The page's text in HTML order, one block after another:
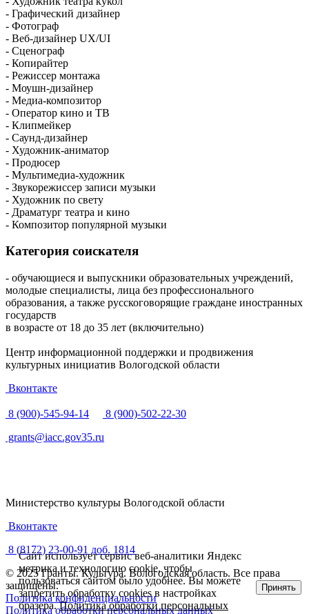
- Графический дизайнер
- Фотограф
- Веб-дизайнер UX/UI
- Сценограф
- Копирайтер
- Режиссер монтажа
- Моушн-дизайнер
- Медиа-композитор
- Оператор кино и ТВ
- Клипмейкер
- Саунд-дизайнер
- Художник-аниматор
- Продюсер
- Мультимедиа-художник
- Звукорежиссер записи музыки
- Художник по свету
- Драматург театра и кино
- Композитор популярной музыки
Категория соискателя
- обучающиеся и выпускники образовательных учреждений,
молодые специалисты, лица без профессионального
образования, а также русскоговорящие граждане иностранных
государств
в возрасте от 18 до 35 лет (включительно)
Центр информационной поддержки и продвижения
культурных инициатив Вологодской области
Вконтакте
8 (900)-545-94-14
8 (900)-502-22-30
grants@iacc.gov35.ru
Министерство культуры Вологодской области
Вконтакте
8 (8172) 23-00-91 доб. 1814
© 2025 Гранты. Культура. Вологодская область. Все права
защищены.
Политика конфиденциальности
Политика обработки персональных данных
Сайт использует сервис веб-аналитики Яндекс
метрика и технологию cookie, чтобы
пользоваться сайтом было удобнее. Вы можете
запретить обработку cookies в настройках
бразера.Политика обработки персональных
Принять